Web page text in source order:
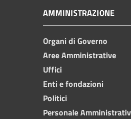
AMMINISTRAZIONE
Organi di Governo
Aree Amministrative
Uffici
Enti e fondazioni
Politici
Personale